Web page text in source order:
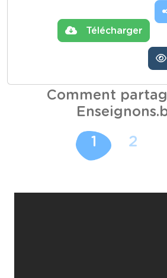
Télécharger
Comment
1 2